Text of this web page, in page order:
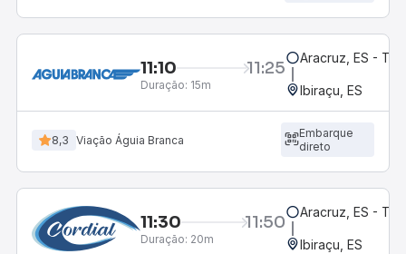
11:10 11:25
Duração: 15m
Aracruz, ES -
Ibiraçu, ES
8,3 Viação Águia Branca
Embarque
direto
11:30 11:50
Duração: 20m
Aracruz, ES -
Ibiraçu, ES